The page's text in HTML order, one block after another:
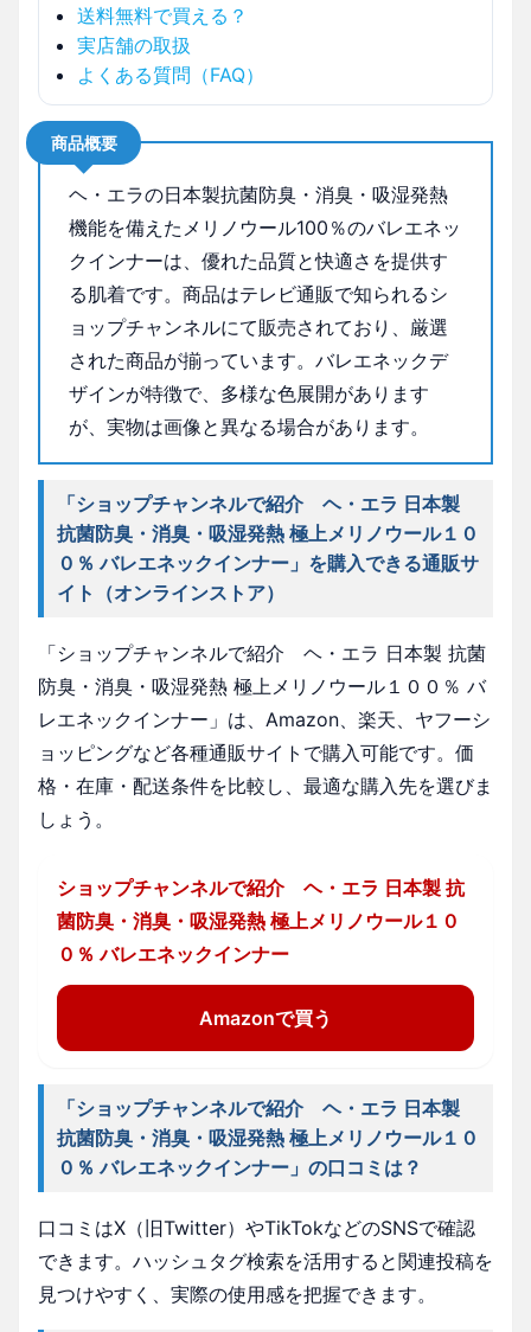
送料無料で買える？
実店舗の取扱
よくある質問（FAQ）
商品概要
ヘ・エラの日本製抗菌防臭・消臭・吸湿発熱
機能を備えたメリノウール100％のバレエネッ
クインナーは、優れた品質と快適さを提供す
る肌着です。商品はテレビ通販で知られるシ
ョップチャンネルにて販売されており、厳選
された商品が揃っています。バレエネックデ
ザインが特徴で、多様な色展開があります
が、実物は画像と異なる場合があります。
「ショップチャンネルで紹介 ヘ・エラ 日本製
抗菌防臭・消臭・吸湿発熱 極上メリノウール１０
０％ バレエネックインナー」を購入できる通販サ
イト（オンラインストア）
「ショップチャンネルで紹介 ヘ・エラ 日本製 抗菌
防臭・消臭・吸湿発熱 極上メリノウール１００％ バ
レエネックインナー」は、Amazon、楽天、ヤフーシ
ョッピングなど各種通販サイトで購入可能です。価
格・在庫・配送条件を比較し、最適な購入先を選びま
しょう。
ショップチャンネルで紹介 ヘ・エラ 日本製 抗
菌防臭・消臭・吸湿発熱 極上メリノウール１０
０％ バレエネックインナー
Amazonで買う
「ショップチャンネルで紹介 ヘ・エラ 日本製
抗菌防臭・消臭・吸湿発熱 極上メリノウール１０
０％ バレエネックインナー」の口コミは？
口コミはX（旧Twitter）やTikTokなどのSNSで確認
できます。ハッシュタグ検索を活用すると関連投稿を
見つけやすく、実際の使用感を把握できます。